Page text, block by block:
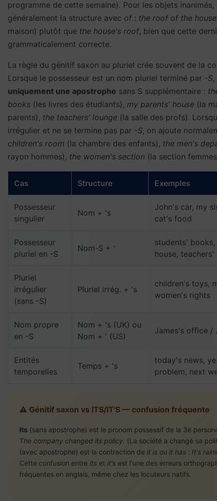
programme de cette semaine). Pour les objets
généralement la structure avec of: the roof of the house
maison) plutôt que the house's roof, bien que cette
grammaticalement correcte.
La règle du génitif saxon au pluriel crée souvent de la
Lorsque le possesseur est un nom pluriel terminé par -S
uniquement une apostrophe sans S supplémentaire :
books (les livres des étudiants), my parents' house (la
parents), the teachers' lounge (la salle des profs).
irrégulier et ne se termine pas par -S, on ajoute
children's room (la chambre des enfants), the men's
rayon hommes), the women's section (la section
Cas Structure Exemples
Possesseur
singulier
Nom + 's
John's car, my
cat's food
Possesseur
pluriel en -S
Nom-S + '
students'
house, teachers'
Pluriel
irrégulier
(sans -S)
Pluriel irrég. + 's
children's toys,
women's rights
Nom propre
en -S
Nom + 's (UK) ou
Nom + ' (US)
James's office /
Entités
temporelles
Temps + 's
today's news,
problem, next
⚠️ Génitif saxon vs ITS/IT'S — confusion fréquente
Its (sans apostrophe) est le pronom possessif de la 3e
The company changed its policy. (La société a changé sa
(avec apostrophe) est la contraction de it is ou it has : It's
Cette confusion entre its et it's est l'une des erreurs
fréquentes en anglais, même chez les locuteurs natifs.